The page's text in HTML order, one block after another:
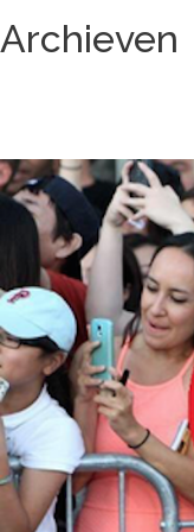
Archieven